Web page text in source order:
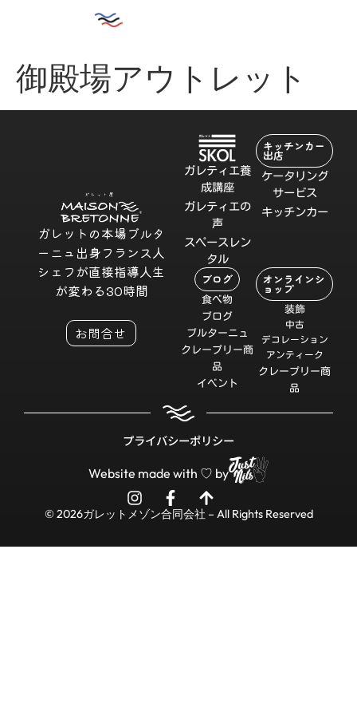
御殿場アウトレット
ガレットの本場ブルタ
ーニュ出身フランス人
シェフが直接指導人生
が変わる30時間
お問合せ
ガレティエ養
成講座
ガレティエの
声
スペースレン
タル
キッチンカー
出店
ケータリング
サービス
キッチンカー
ブログ
食べ物
ブログ
ブルターニュ
クレープリー商
品
イベント
オンラインシ
ョップ
装飾
中古
デコレーション
アンティーク
クレープリー商
品
プライバシーポリシー
© 2026ガレットメゾン合同会社 – All Rights Reserved
Website made with ♡ by